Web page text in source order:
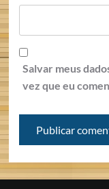
Salvar meus
vez que eu